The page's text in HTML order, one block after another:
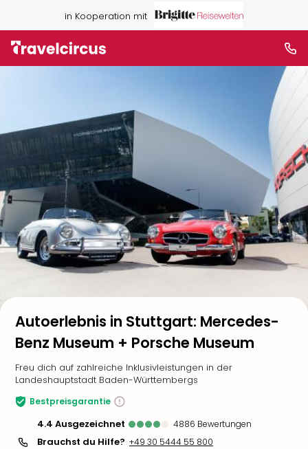
in Kooperation mit
Autoerlebnis in Stuttgart: Mercedes-
Benz Museum + Porsche Museum
Freu dich auf zahlreiche Inklusivleistungen in der
Landeshauptstadt Baden-Württembergs
Bestpreisgarantie
4.4 ausgezeichnet 4886 Bewertungen
Brauchst du Hilfe? +49 30 5444 55 800